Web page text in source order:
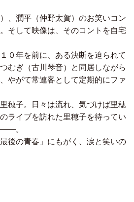
、潤平（仲野太賀）のお笑いコン
そして映像は、そのコントを自宅
０年を前に、ある決断を迫られて
むぎ（古川琴音）と同居しながら
やがて常連客として定期的にファ
穂子。日々は流れ、気づけば里穂
ライブを訪れた里穂子を待ってい
。
後の青春」にもがく、涙と笑いの